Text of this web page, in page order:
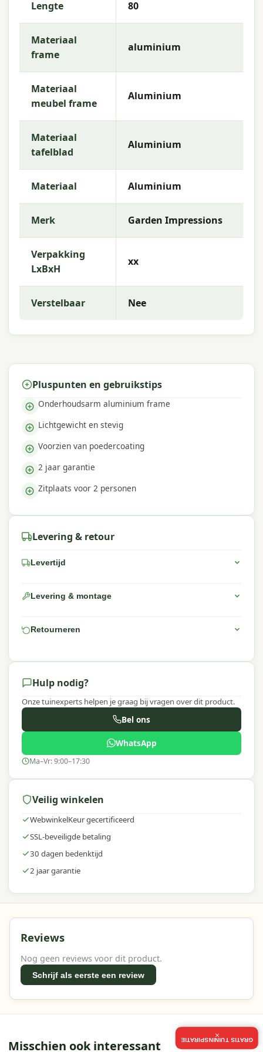
wensen.
Waarom Garden Impressions?
MetGarden Impressions
hoogwaardige tuinmeubelen met een uitstekende
prijs-kwaliteitsverhouding. De collectie kenmerkt
zich door tijdloos design, robuuste materialen en
een uitstekende weerbestendigheid — perfect
voor een sfeervolle buitenruimte.
Lengte 80
Materiaal
frame
aluminium
Materiaal
meubel frame
Aluminium
Materiaal
tafelblad
Aluminium
Materiaal Aluminium
Merk Garden Impressions
Verpakking
LxBxH
xx
Verstelbaar Nee
Pluspunten en gebruikstips
Onderhoudsarm aluminium frame
Lichtgewicht en stevig
Voorzien van poedercoating
2 jaar garantie
Zitplaats voor 2 personen
Levering & retour
Levertijd
Levering & montage
Retourneren
Hulp nodig?
Onze tuinexperts helpen je graag bij vragen over dit product.
Bel ons
WhatsApp
Ma–Vr: 9:00–17:30
Veilig winkelen
WebwinkelKeur gecertificeerd
SSL-beveiligde betaling
30 dagen bedenktijd
2 jaar garantie
Reviews
Nog geen reviews voor dit product.
Schrijf als eerste een review
Misschien ook interessant GRATIS TUININSPIRATIE
×